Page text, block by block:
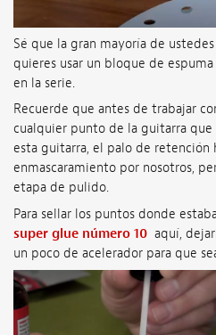
Sé que la gran mayoría de
quieres usar un bloque de
en la serie.
Recuerde que antes de trabajar
cualquier punto de la guitarra que
esta guitarra, el palo de retención
enmascaramiento por nosotros,
etapa de pulido.
Para sellar los puntos donde
super glue número 10 aquí,
un poco de acelerador para que